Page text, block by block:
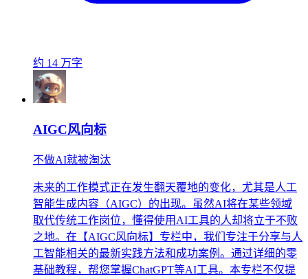
约 14 万字
AIGC风向标
不做AI就被淘汰
未来的工作模式正在发生翻天覆地的变化，尤其是人工
智能生成内容（AIGC）的出现。虽然AI将在某些领域
取代传统工作岗位，懂得使用AI工具的人却将立于不败
之地。在【AIGC风向标】专栏中，我们专注于分享与人
工智能相关的最新实践方法和成功案例。通过详细的零
基础教程，帮您掌握ChatGPT等AI工具。本专栏不仅提